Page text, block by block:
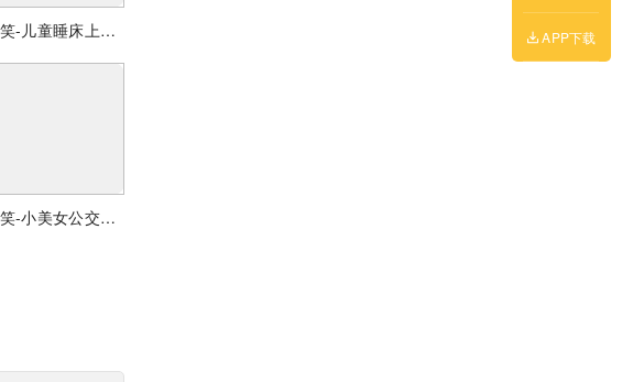
酷皇影视-搞笑-儿童睡床上表演超级艺术
酷皇影视-搞笑-小美女公交站等公交跳舞
APP下载